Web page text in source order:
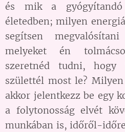
és mik a
életedben; milyen
segítsen
melyeket én
szeretnéd tudni,
születtél most le?
akkor jelentkezz be egy
a folytonosság elvét
munkában is, időről-